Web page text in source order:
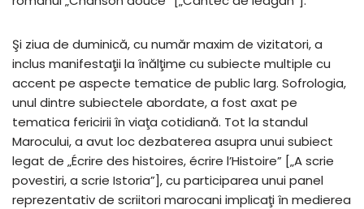
Şi ziua de duminică, cu număr maxim de vizitatori, a
inclus manifestaţii la înălţime cu subiecte multiple cu
accent pe aspecte tematice de public larg. Sofrologia,
unul dintre subiectele abordate, a fost axat pe
tematica fericirii în viaţa cotidiană. Tot la standul
Marocului, a avut loc dezbaterea asupra unui subiect
legat de „Écrire des histoires, écrire lʼHistoire” [„A scrie
povestiri, a scrie Istoria”], cu participarea unui panel
reprezentativ de scriitori marocani implicaţi în medierea